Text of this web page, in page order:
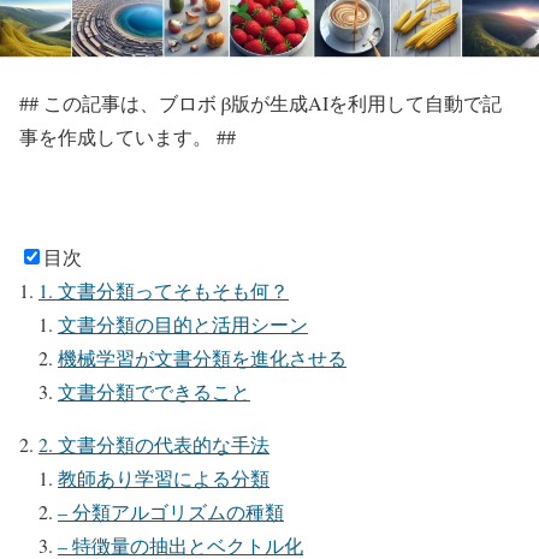
## この記事は、ブロボ β版が生成AIを利用して自動で記
事を作成しています。 ##
目次
1. 文書分類ってそもそも何？
文書分類の目的と活用シーン
機械学習が文書分類を進化させる
文書分類でできること
2. 文書分類の代表的な手法
教師あり学習による分類
– 分類アルゴリズムの種類
– 特徴量の抽出とベクトル化